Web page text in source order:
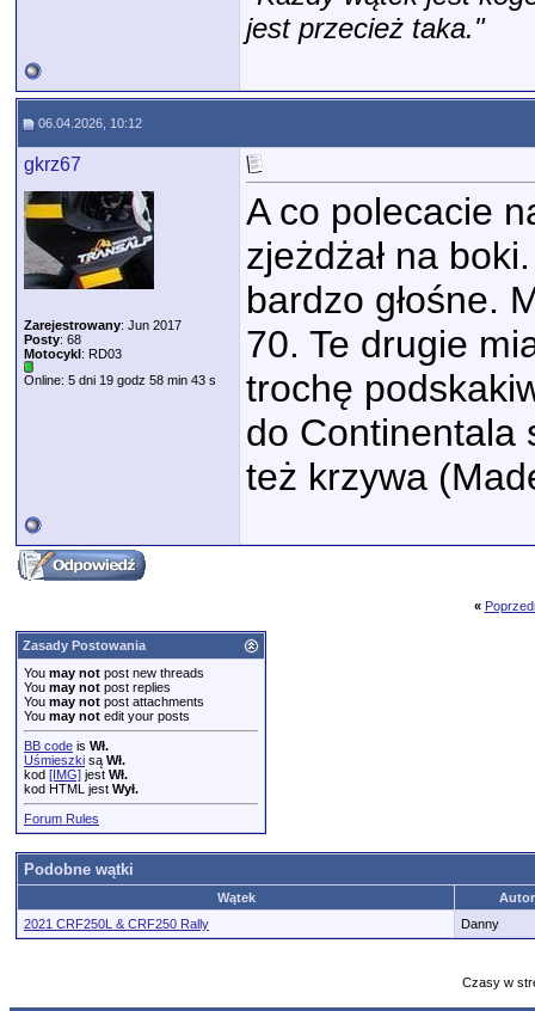
jest przecież taka."
06.04.2026, 10:12
gkrz67
Zarejestrowany: Jun 2017
Posty: 68
Motocykl: RD03
Online: 5 dni 19 godz 58 min 43 s
A co polecacie
zjeżdżał na
bardzo głośne.
70. Te drugie
trochę
do Continentala
też krzywa
«
Zasady Postowania
You may not post new threads
You may not post replies
You may not post attachments
You may not edit your posts
BB code is Wł.
Uśmieszki są Wł.
kod [IMG] jest Wł.
kod HTML jest Wył.
Forum Rules
Podobne wątki
Wątek
2021 CRF250L & CRF250 Rally
Danny
Czasy w